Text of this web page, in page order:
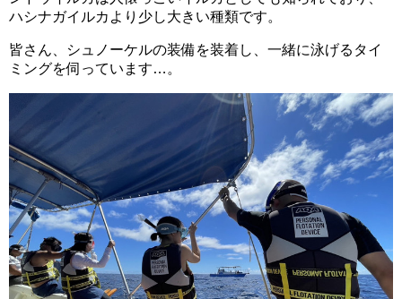
ハシナガイルカより少し大きい種類です。
皆さん、シュノーケルの装備を装着し、一緒に泳げるタイ
ミングを伺っています…。